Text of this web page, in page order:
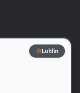
Lublin